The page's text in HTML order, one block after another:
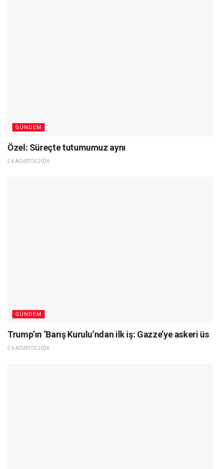
GÜNDEM
Özel: Süreçte tutumumuz aynı
6 AĞUSTOS 2026
GÜNDEM
Trump’ın ‘Barış Kurulu’ndan ilk iş: Gazze’ye askeri üs
6 AĞUSTOS 2026